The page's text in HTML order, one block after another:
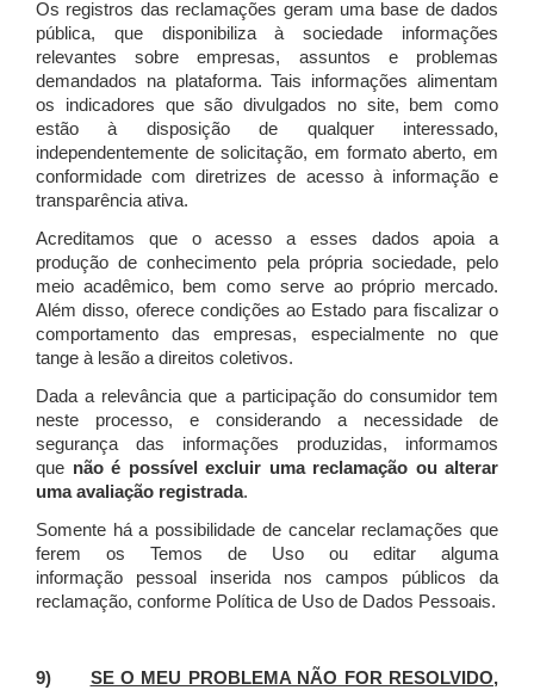
Os registros das reclamações geram uma base de dados
pública, que disponibiliza à sociedade informações
relevantes sobre empresas, assuntos e problemas
demandados na plataforma. Tais informações alimentam
os indicadores que são divulgados no site, bem como
estão à disposição de qualquer interessado,
independentemente de solicitação, em formato aberto, em
conformidade com diretrizes de acesso à informação e
transparência ativa.
Acreditamos que o acesso a esses dados apoia a
produção de conhecimento pela própria sociedade, pelo
meio acadêmico, bem como serve ao próprio mercado.
Além disso, oferece condições ao Estado para fiscalizar o
comportamento das empresas, especialmente no que
tange à lesão a direitos coletivos.
Dada a relevância que a participação do consumidor tem
neste processo, e considerando a necessidade de
segurança das informações produzidas, informamos
que não é possível excluir uma reclamação ou alterar
uma avaliação registrada.
Somente há a possibilidade de cancelar reclamações que
ferem os Temos de Uso ou editar alguma
informação pessoal inserida nos campos públicos da
reclamação, conforme Política de Uso de Dados Pessoais.
9) SE O MEU PROBLEMA NÃO FOR RESOLVIDO,